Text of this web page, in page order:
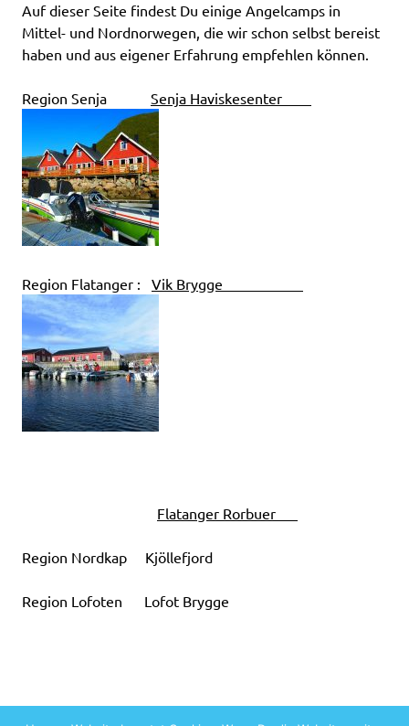
Auf dieser Seite findest Du einige Angelcamps in
Mittel- und Nordnorwegen, die wir schon selbst bereist
haben und aus eigener Erfahrung empfehlen können.
Region Senja Senja Haviskesenter
Region Flatanger : Vik Brygge
Flatanger Rorbuer
Region Nordkap Kjöllefjord
Region Lofoten Lofot Brygge